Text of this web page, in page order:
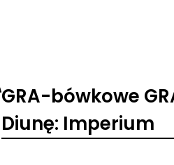
GRA-bówkowe
Diunę: Imperium